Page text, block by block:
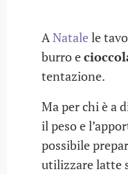
ANatalele
burro e
tentazione.
Ma per chi è a
il peso e
possibile
utilizzare latte